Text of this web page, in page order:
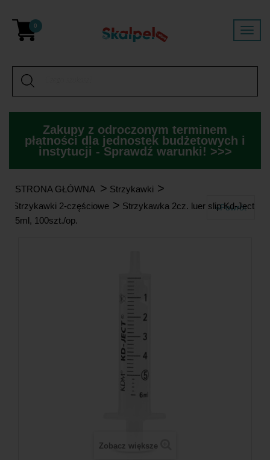
0
Zakupy z odroczonym terminem
płatności dla jednostek budżetowych i
instytucji - Sprawdź warunki! >>>
STRONA GŁÓWNA > Strzykawki >
Strzykawki 2-częściowe > Strzykawka 2cz. luer slip Kd-Ject
5ml, 100szt./op.
«Powrót
Zobacz większe